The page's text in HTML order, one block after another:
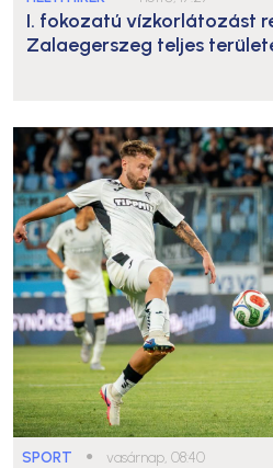
I. fokozatú vízkorlátozást
Zalaegerszeg teljes
SPORT ● vasárnap, 08:40